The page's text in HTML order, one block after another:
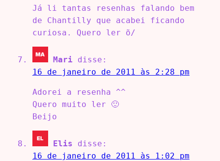
Já li tantas resenhas falando bem
de Chantilly que acabei ficando
curiosa. Quero ler õ/
Mari
disse:
16 de janeiro de 2011 às 2:28 pm
Adorei a resenha ^^
Quero muito ler 🙂
Beijo
Elis
disse:
16 de janeiro de 2011 às 1:02 pm